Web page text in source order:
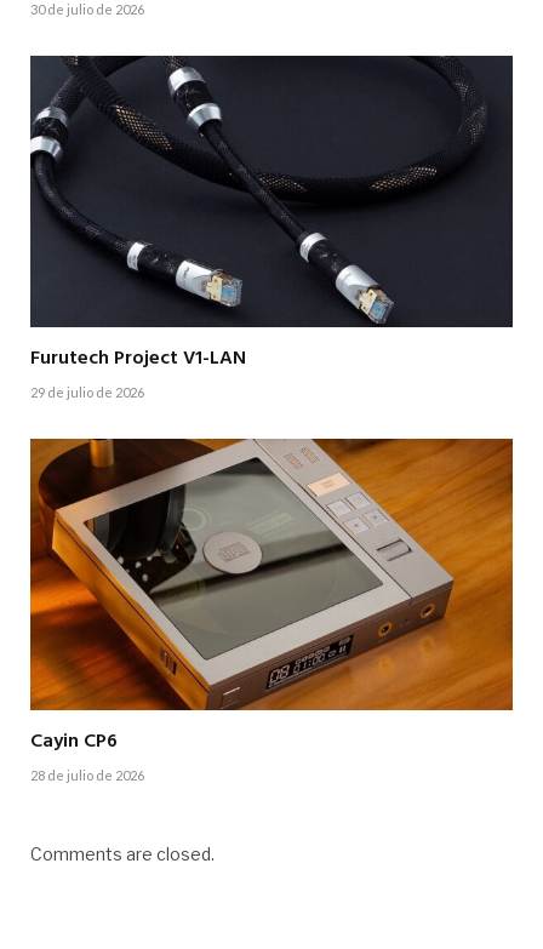
30 de julio de 2026
Furutech Project V1-LAN
29 de julio de 2026
Cayin CP6
28 de julio de 2026
Comments are closed.